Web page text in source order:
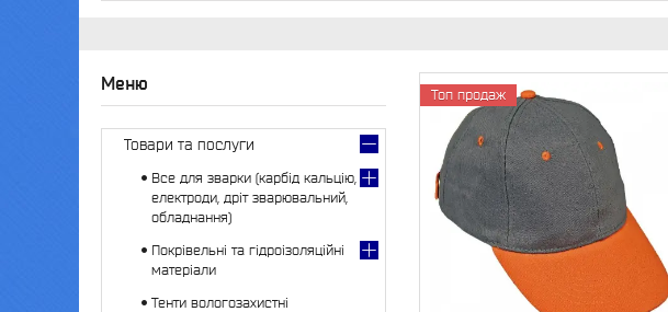
Топ продаж
Товари та послуги
Все для зварки (карбід кальцію,
електроди, дріт зварювальний,
обладнання)
Покрівельні та гідроізоляційні
матеріали
Тенти вологозахистні